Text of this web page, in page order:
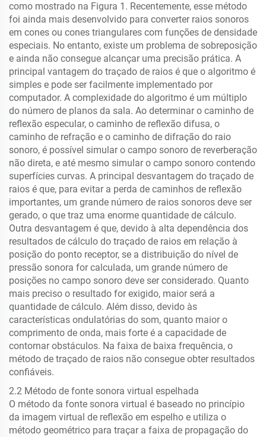
como mostrado na Figura 1. Recentemente, esse método
foi ainda mais desenvolvido para converter raios sonoros
em cones ou cones triangulares com funções de densidade
especiais. No entanto, existe um problema de sobreposição
e ainda não consegue alcançar uma precisão prática. A
principal vantagem do traçado de raios é que o algoritmo é
simples e pode ser facilmente implementado por
computador. A complexidade do algoritmo é um múltiplo
do número de planos da sala. Ao determinar o caminho de
reflexão especular, o caminho de reflexão difusa, o
caminho de refração e o caminho de difração do raio
sonoro, é possível simular o campo sonoro de reverberação
não direta, e até mesmo simular o campo sonoro contendo
superfícies curvas. A principal desvantagem do traçado de
raios é que, para evitar a perda de caminhos de reflexão
importantes, um grande número de raios sonoros deve ser
gerado, o que traz uma enorme quantidade de cálculo.
Outra desvantagem é que, devido à alta dependência dos
resultados de cálculo do traçado de raios em relação à
posição do ponto receptor, se a distribuição do nível de
pressão sonora for calculada, um grande número de
posições no campo sonoro deve ser considerado. Quanto
mais preciso o resultado for exigido, maior será a
quantidade de cálculo. Além disso, devido às
características ondulatórias do som, quanto maior o
comprimento de onda, mais forte é a capacidade de
contornar obstáculos. Na faixa de baixa frequência, o
método de traçado de raios não consegue obter resultados
confiáveis.
2.2 Método de fonte sonora virtual espelhada
O método da fonte sonora virtual é baseado no princípio
da imagem virtual de reflexão em espelho e utiliza o
método geométrico para traçar a faixa de propagação do